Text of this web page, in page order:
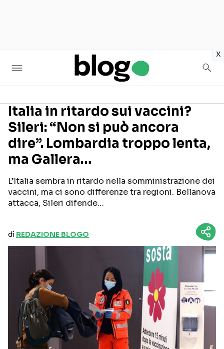
x
Seguici sui social
Italia in ritardo sui vaccini?
Sileri: “Non si può ancora
dire”. Lombardia troppo lenta,
ma Gallera…
L’Italia sembra in ritardo nella somministrazione dei
vaccini, ma ci sono differenze tra regioni. Bellanova
attacca, Sileri difende…
di REDAZIONE BLOGO